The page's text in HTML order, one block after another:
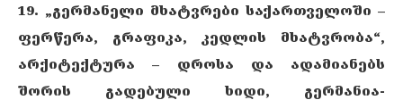
19. „გერმანელი მხატვრები საქართველოში –
ფერწერა, გრაფიკა, კედლის მხატვრობა“,
არქიტექტურა – დროსა და ადამიანებს
შორის გადებული ხიდი, გერმანია-